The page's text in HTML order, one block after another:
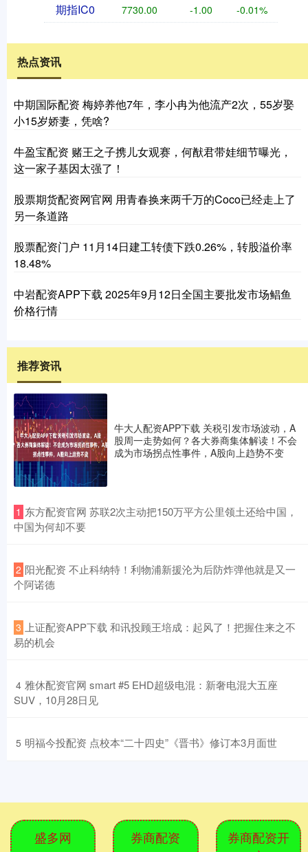
期指IC0 7730.00 -1.00 -0.01%
热点资讯
中期国际配资 梅婷养他7年，李小冉为他流产2次，55岁娶
小15岁娇妻，凭啥?
牛盈宝配资 赌王之子携儿女观赛，何猷君带娃细节曝光，
这一家子基因太强了！
股票期货配资网官网 用青春换来两千万的Coco已经走上了
另一条道路
股票配资门户 11月14日建工转债下跌0.26%，转股溢价率
18.48%
中岩配资APP下载 2025年9月12日全国主要批发市场鲳鱼
价格行情
推荐资讯
牛大人配资APP下载 关税引发市场波动，A
股周一走势如何？各大券商集体解读！不会
成为市场拐点性事件，A股向上趋势不变
1 ​东方配资官网 苏联2次主动把150万平方公里领土还给中国，
中国为何却不要
2 ​阳光配资 不止科纳特！利物浦新援沦为后防炸弹他就是又一
个阿诺德
3 ​上证配资APP下载 和讯投顾王培成：起风了！把握住来之不
易的机会
4 ​雅休配资官网 smart #5 EHD超级电混：新奢电混大五座
SUV，10月28日见
5 ​明福今投配资 点校本“二十四史”《晋书》修订本3月面世
盛多网 券商配资
券商配资开